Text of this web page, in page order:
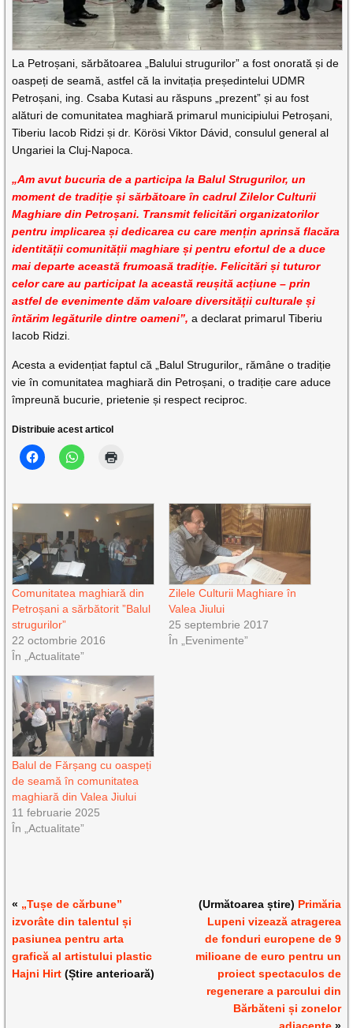
La Petroșani, sărbătoarea „Balului strugurilor” a fost onorată și de
oaspeți de seamă, astfel că la invitația președintelui UDMR
Petroșani, ing. Csaba Kutasi au răspuns „prezent” și au fost
alături de comunitatea maghiară primarul municipiului Petroșani,
Tiberiu Iacob Ridzi și dr. Körösi Viktor Dávid, consulul general al
Ungariei la Cluj-Napoca.
„Am avut bucuria de a participa la Balul Strugurilor, un
moment de tradiție și sărbătoare în cadrul Zilelor Culturii
Maghiare din Petroșani. Transmit felicitări organizatorilor
pentru implicarea și dedicarea cu care mențin aprinsă flacăra
identității comunității maghiare și pentru efortul de a duce
mai departe această frumoasă tradiție. Felicitări și tuturor
celor care au participat la această reușită acțiune – prin
astfel de evenimente dăm valoare diversității culturale și
întărim legăturile dintre oameni”, a declarat primarul Tiberiu
Iacob Ridzi.
Acesta a evidențiat faptul că „Balul Strugurilor„ rămâne o tradiție
vie în comunitatea maghiară din Petroșani, o tradiție care aduce
împreună bucurie, prietenie și respect reciproc.
Distribuie acest articol
Comunitatea maghiară din
Petroșani a sărbătorit ”Balul
strugurilor”
22 octombrie 2016
În „Actualitate”
Zilele Culturii Maghiare în
Valea Jiului
25 septembrie 2017
În „Evenimente”
Balul de Fărșang cu oaspeți
de seamă în comunitatea
maghiară din Valea Jiului
11 februarie 2025
În „Actualitate”
« „Tușe de cărbune”
izvorâte din talentul și
pasiunea pentru arta
grafică al artistului plastic
Hajni Hirt (Știre anterioară)
(Următoarea știre) Primăria
Lupeni vizează atragerea
de fonduri europene de 9
milioane de euro pentru un
proiect spectaculos de
regenerare a parcului din
Bărbăteni și zonelor